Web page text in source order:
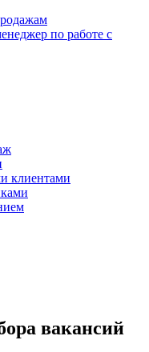
по работе с
клиентами
вакансий